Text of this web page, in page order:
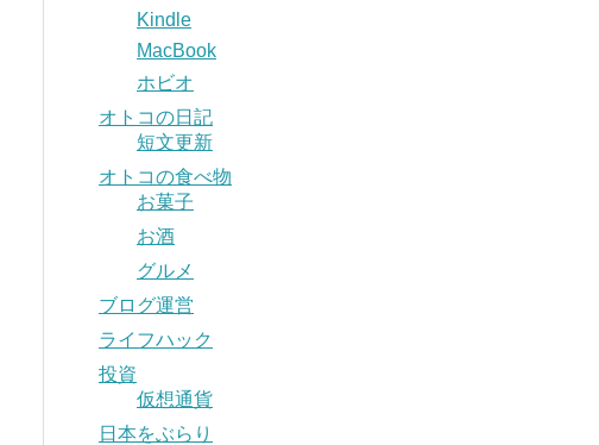
Kindle
MacBook
ホビオ
オトコの日記
短文更新
オトコの食べ物
お菓子
お酒
グルメ
ブログ運営
ライフハック
投資
仮想通貨
日本をぶらり